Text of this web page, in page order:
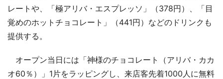
レートや、「極アリバ・エスプレッソ」（378円）、「目
覚めのホットチョコレート」（441円）などのドリンクも
提供する。
オープン当日には「神様のチョコレート（アリバ・カカ
オ60％）」1片をラッピングし、来店客先着1000人に無料